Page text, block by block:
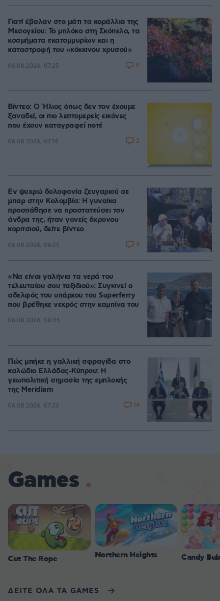
Γιατί έβαλαν στο μάτι τα κοράλλια της
Μεσογείου: Το μπλόκο στη Σκόπελο, τα
κοσμήματα εκατομμυρίων και η
καταστροφή του «κόκκινου χρυσού»
06.08.2026, 07:25 8
Loaded:
Βίντεο: Ο Ήλιος όπως δεν τον έχουμε
ξαναδεί, οι πιο λεπτομερείς εικόνες
που έχουν καταγραφεί ποτέ
06.08.2026, 07:14 2
Εν ψυχρώ δολοφονία ζευγαριού σε
μπαρ στην Κολομβία: Η γυναίκα
προσπάθησε να προστατεύσει τον
άνδρα της, ήταν γονείς 6χρονου
κοριτσιού, δείτε βίντεο
06.08.2026, 06:25 4
«Να είναι γαλήνια τα νερά του
τελευταίου σου ταξιδιού»: Συγκινεί ο
αδελφός του υπάρχου του Superferry
που βρέθηκε νεκρός στην καμπίνα του
06.08.2026, 08:25
Πώς μπήκε η γαλλική σφραγίδα στο
καλώδιο Ελλάδας-Κύπρου: Η
γεωπολιτική σημασία της εμπλοκής
της Meridiam
06.08.2026, 07:23 14
Games
Cut The Rope Northern Heights Candy
ΔΕΙΤΕ ΟΛΑ ΤΑ GAMES